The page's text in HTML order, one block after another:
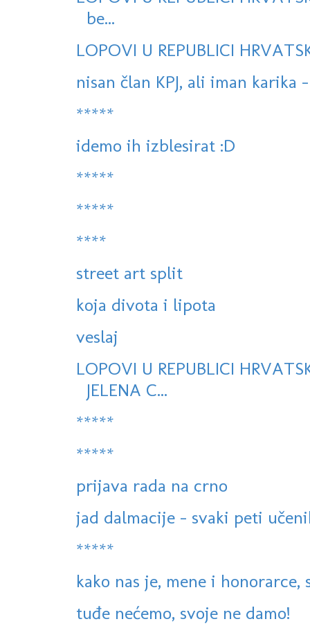
be...
LOPOVI U REPUBLICI
nisan član KPJ, ali iman karika
*****
idemo ih izblesirat :D
*****
*****
****
street art split
koja divota i lipota
veslaj
LOPOVI U REPUBLICI
JELENA C...
*****
*****
prijava rada na crno
jad dalmacije - svaki peti
*****
kako nas je, mene i honorarce,
tuđe nećemo, svoje ne damo!